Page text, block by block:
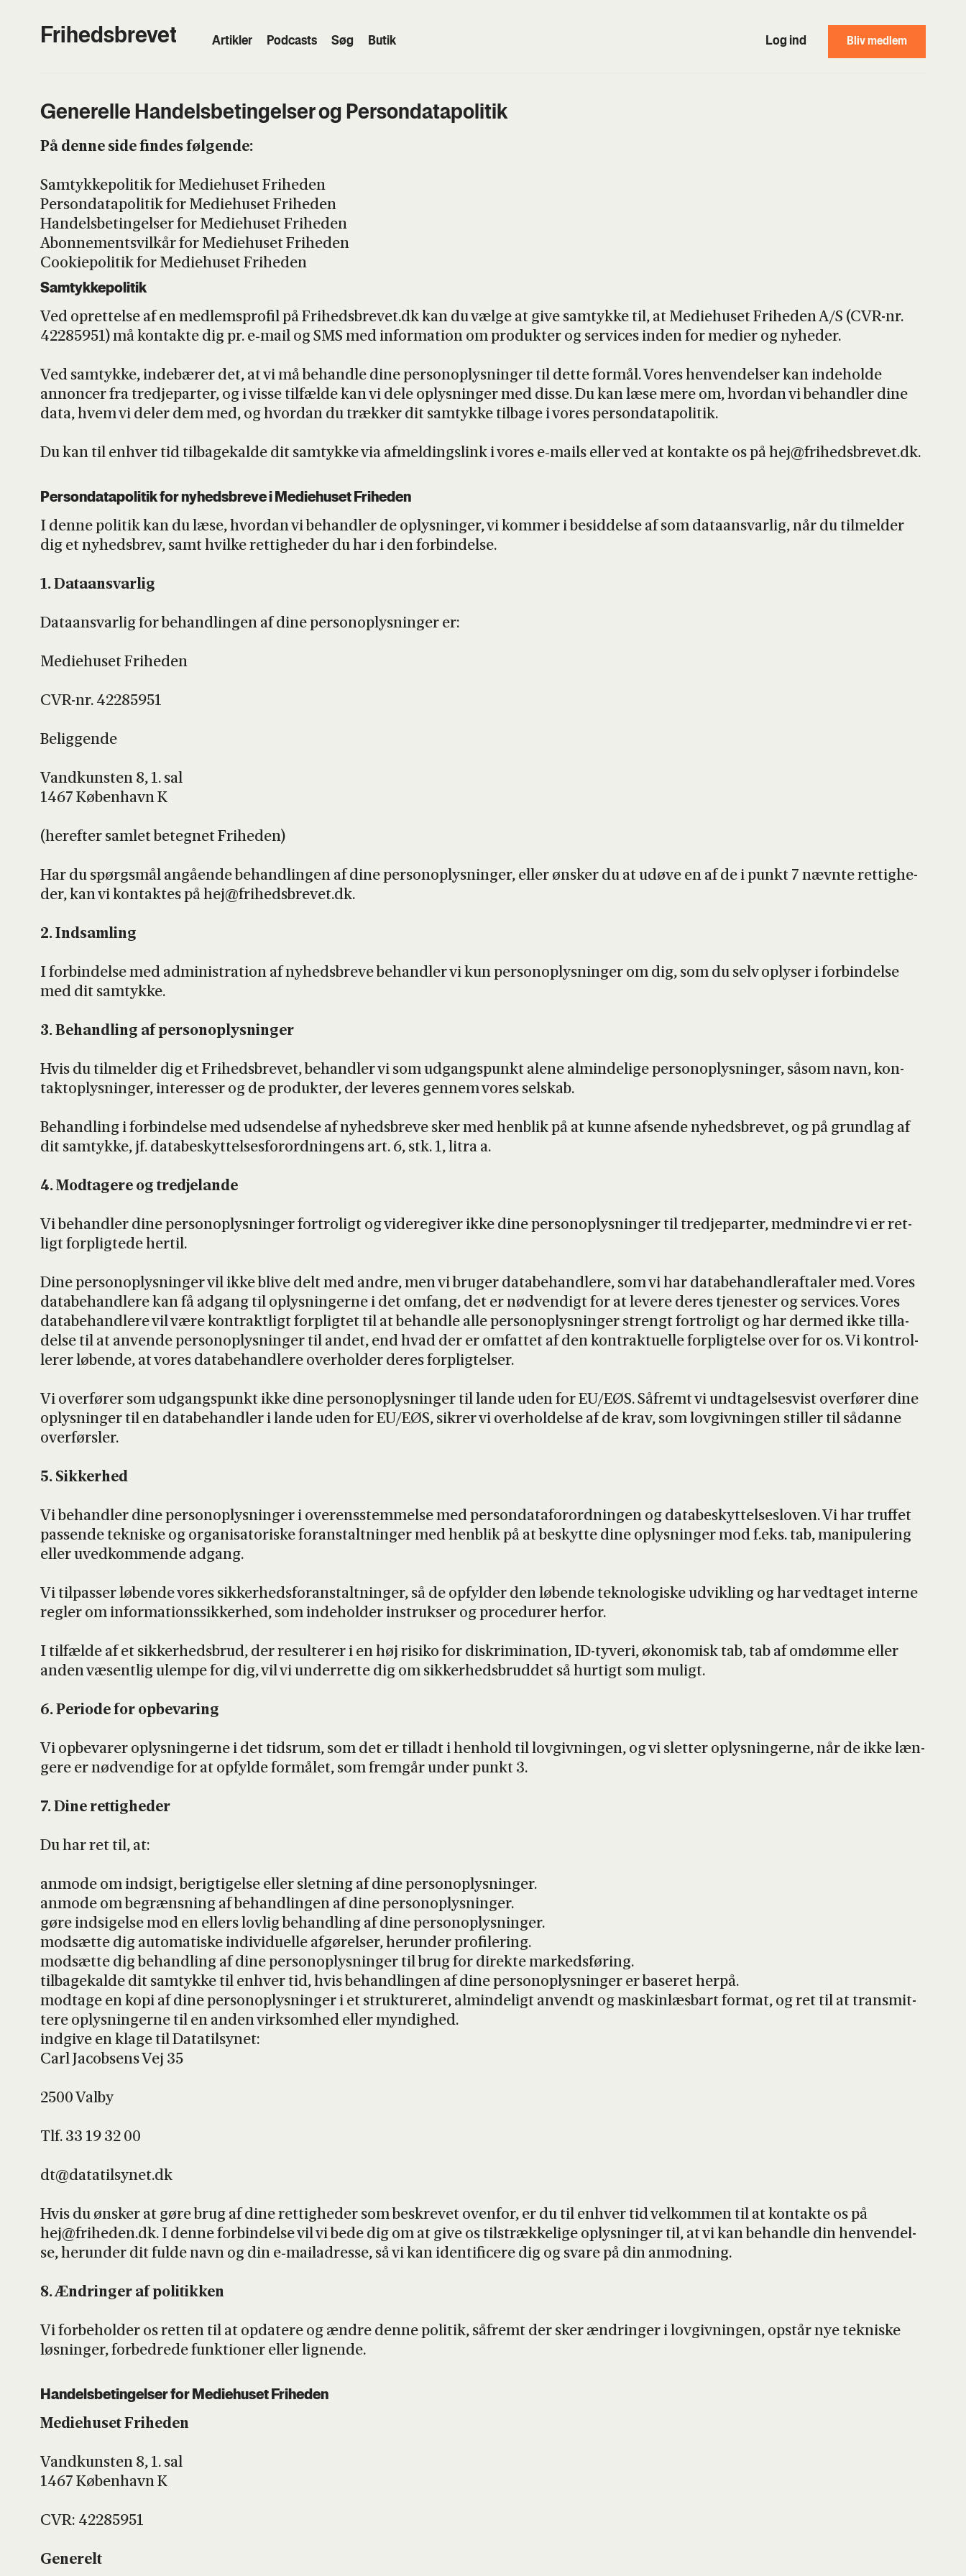
Frihedsbrevet Artik­ler Podcasts Søg Butik Log ind Bliv medlem
Gene­rel­le Han­dels­be­tin­gel­ser og Per­son­da­ta­po­li­tik
På den­ne side fin­des føl­gen­de:
Samtyk­kepo­li­tik for Medi­e­hu­set Fri­he­den
Per­son­da­ta­po­li­tik for Medi­e­hu­set Fri­he­den
Han­dels­be­tin­gel­ser for Medi­e­hu­set Fri­he­den
Abon­ne­mentsvil­kår for Medi­e­hu­set Fri­he­den
Cook­i­epo­li­tik for Medi­e­hu­set Fri­he­den
Samtyk­kepo­li­tik
Ved opret­tel­se af en med­lem­s­pro­fil på Frihedsbrevet.dk kan du væl­ge at give samtyk­ke til, at Medi­e­hu­set Fri­he­den A/S (CVR-nr.
42285951) må kon­tak­te dig pr. e‑mail og SMS med infor­ma­tion om pro­duk­ter og ser­vi­ces inden for medi­er og nyhe­der.
Ved samtyk­ke, inde­bæ­rer det, at vi må behand­le dine per­so­nop­lys­nin­ger til det­te for­mål. Vores hen­ven­del­ser kan inde­hol­de
annon­cer fra tred­je­par­ter, og i vis­se til­fæl­de kan vi dele oplys­nin­ger med dis­se. Du kan læse mere om, hvor­dan vi behand­ler dine
data, hvem vi deler dem med, og hvor­dan du træk­ker dit samtyk­ke til­ba­ge i vores per­son­da­ta­po­li­tik.
Du kan til enhver tid til­ba­ge­kal­de dit samtyk­ke via afmel­dings­link i vores e‑mails eller ved at kon­tak­te os på hej@frihedsbrevet.dk.
Per­son­da­ta­po­li­tik for nyheds­bre­ve i Medi­e­hu­set Fri­he­den
I den­ne poli­tik kan du læse, hvor­dan vi behand­ler de oplys­nin­ger, vi kom­mer i besid­del­se af som data­ansvar­lig, når du til­mel­der
dig et nyheds­brev, samt hvil­ke ret­tig­he­der du har i den for­bin­del­se.
1. Data­ansvar­lig
Data­ansvar­lig for behand­lin­gen af dine per­so­nop­lys­nin­ger er:
Medi­e­hu­set Fri­he­den
CVR-nr. 42285951
Belig­gen­de
Vand­kun­sten 8, 1. sal
1467 Køben­havn K
(her­ef­ter sam­let beteg­net Fri­he­den)
Har du spørgs­mål angå­en­de behand­lin­gen af dine per­so­nop­lys­nin­ger, eller ønsker du at udø­ve en af de i punkt 7 nævn­te ret­tig­he­
der, kan vi kon­tak­tes på hej@frihedsbrevet.dk.
2. Ind­sam­ling
I for­bin­del­se med admi­ni­stra­tion af nyheds­bre­ve behand­ler vi kun per­so­nop­lys­nin­ger om dig, som du selv oply­ser i for­bin­del­se
med dit samtyk­ke.
3. Behand­ling af per­so­nop­lys­nin­ger
Hvis du til­mel­der dig et Fri­heds­bre­vet, behand­ler vi som udgangs­punkt ale­ne almin­de­li­ge per­so­nop­lys­nin­ger, såsom navn, kon­
tak­top­lys­nin­ger, inter­es­ser og de pro­duk­ter, der leve­res gen­nem vores sel­skab.
Behand­ling i for­bin­del­se med udsen­del­se af nyheds­bre­ve sker med hen­blik på at kun­ne afsen­de nyheds­bre­vet, og på grund­lag af
dit samtyk­ke, jf. data­be­skyt­tel­ses­for­ord­nin­gens art. 6, stk. 1, litra a.
4. Mod­ta­ge­re og tred­jelan­de
Vi behand­ler dine per­so­nop­lys­nin­ger for­tro­ligt og vide­re­gi­ver ikke dine per­so­nop­lys­nin­ger til tred­je­par­ter, med­min­dre vi er ret­
ligt for­plig­te­de her­til.
Dine per­so­nop­lys­nin­ger vil ikke bli­ve delt med andre, men vi bru­ger data­be­hand­le­re, som vi har data­be­hand­ler­af­ta­ler med. Vores
data­be­hand­le­re kan få adgang til oplys­nin­ger­ne i det omfang, det er nød­ven­digt for at leve­re deres tje­ne­ster og ser­vi­ces. Vores
data­be­hand­le­re vil være kon­trakt­ligt for­plig­tet til at behand­le alle per­so­nop­lys­nin­ger strengt for­tro­ligt og har der­med ikke til­la­
del­se til at anven­de per­so­nop­lys­nin­ger til andet, end hvad der er omfat­tet af den kon­trak­tu­el­le for­plig­tel­se over for os. Vi kon­trol­
le­rer løben­de, at vores data­be­hand­le­re over­hol­der deres for­plig­tel­ser.
Vi over­fø­rer som udgangs­punkt ikke dine per­so­nop­lys­nin­ger til lan­de uden for EU/EØS. Såfremt vi und­ta­gel­ses­vist over­fø­rer dine
oplys­nin­ger til en data­be­hand­ler i lan­de uden for EU/EØS, sik­rer vi over­hol­del­se af de krav, som lov­giv­nin­gen stil­ler til sådan­ne
over­førs­ler.
5. Sik­ker­hed
Vi behand­ler dine per­so­nop­lys­nin­ger i over­ens­stem­mel­se med per­son­da­ta­for­ord­nin­gen og data­be­skyt­tel­ses­lo­ven. Vi har truf­fet
pas­sen­de tek­ni­ske og orga­ni­sa­to­ri­ske for­an­stalt­nin­ger med hen­blik på at beskyt­te dine oplys­nin­ger mod f.eks. tab, mani­p­u­le­ring
eller uved­kom­men­de adgang.
Vi til­pas­ser løben­de vores sik­ker­heds­for­an­stalt­nin­ger, så de opfyl­der den løben­de tek­no­lo­gi­ske udvik­ling og har ved­ta­get inter­ne
reg­ler om infor­ma­tions­sik­ker­hed, som inde­hol­der instruk­ser og pro­ce­du­rer her­for.
I til­fæl­de af et sik­ker­heds­brud, der resul­te­rer i en høj risi­ko for diskri­mi­na­tion, ID-tyve­ri, øko­no­misk tab, tab af omdøm­me eller
anden væsent­lig ulem­pe for dig, vil vi under­ret­te dig om sik­ker­heds­brud­det så hur­tigt som muligt.
6. Peri­o­de for opbe­va­ring
Vi opbe­va­rer oplys­nin­ger­ne i det tids­rum, som det er til­ladt i hen­hold til lov­giv­nin­gen, og vi slet­ter oplys­nin­ger­ne, når de ikke læn­
ge­re er nød­ven­di­ge for at opfyl­de for­må­let, som frem­går under punkt 3.
7. Dine ret­tig­he­der
Du har ret til, at:
anmo­de om ind­sigt, berig­ti­gel­se eller slet­ning af dine per­so­nop­lys­nin­ger.
anmo­de om begræns­ning af behand­lin­gen af dine per­so­nop­lys­nin­ger.
gøre ind­si­gel­se mod en ellers lov­lig behand­ling af dine per­so­nop­lys­nin­ger.
mod­sæt­te dig auto­ma­ti­ske indi­vi­du­el­le afgø­rel­ser, her­un­der pro­fi­le­ring.
mod­sæt­te dig behand­ling af dine per­so­nop­lys­nin­ger til brug for direk­te mar­keds­fø­ring.
til­ba­ge­kal­de dit samtyk­ke til enhver tid, hvis behand­lin­gen af dine per­so­nop­lys­nin­ger er base­ret her­på.
mod­ta­ge en kopi af dine per­so­nop­lys­nin­ger i et struk­tu­re­ret, almin­de­ligt anvendt og maskin­læs­bart for­mat, og ret til at trans­mit­
te­re oplys­nin­ger­ne til en anden virk­som­hed eller myn­dig­hed.
ind­gi­ve en kla­ge til Data­til­sy­net:
Carl Jacob­sens Vej 35
2500 Val­by
Tlf. 33 19 32 00
dt@datatilsynet.dk
Hvis du ønsker at gøre brug af dine ret­tig­he­der som beskre­vet oven­for, er du til enhver tid vel­kom­men til at kon­tak­te os på
hej@friheden.dk. I den­ne for­bin­del­se vil vi bede dig om at give os til­stræk­ke­li­ge oplys­nin­ger til, at vi kan behand­le din hen­ven­del­
se, her­un­der dit ful­de navn og din e‑mailadresse, så vi kan iden­ti­fi­ce­re dig og sva­re på din anmod­ning.
8. Ændrin­ger af poli­tik­ken
Vi for­be­hol­der os ret­ten til at opda­te­re og ændre den­ne poli­tik, såfremt der sker ændrin­ger i lov­giv­nin­gen, opstår nye tek­ni­ske
løs­nin­ger, for­bed­re­de funk­tio­ner eller lig­nen­de.
Han­dels­be­tin­gel­ser for Medi­e­hu­set Fri­he­den
Medi­e­hu­set Fri­he­den
Vand­kun­sten 8, 1. sal
1467 Køben­havn K
CVR: 42285951
Gene­relt